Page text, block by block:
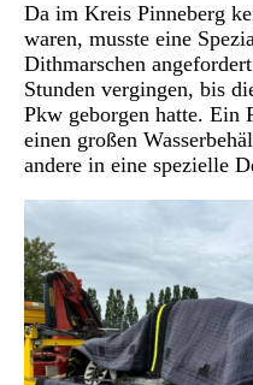
Da im Kreis Pinneberg
waren, musste eine
Dithmarschen
Stunden vergingen, bis
Pkw geborgen hatte. Ein
einen großen
andere in eine spezielle